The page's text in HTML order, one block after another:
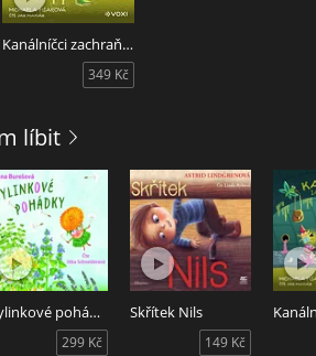
Kanálníčci zachraňují svět
349 Kč
líbit
Bylinkové pohádky
299 Kč
Skřítek Nils
149 Kč